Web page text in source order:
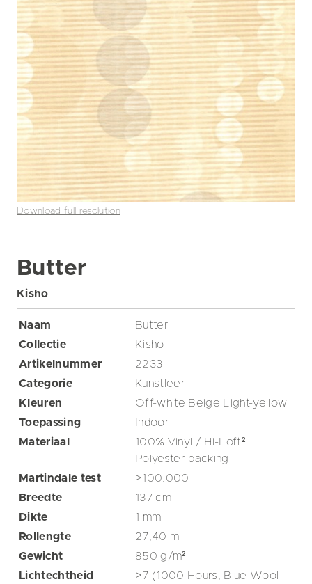
Download full resolution
Butter
Kisho
Naam
Butter
Collectie
Kisho
Artikelnummer
2233
Categorie
Kunstleer
Kleuren
Off-white Beige
Light-yellow
Toepassing
Indoor
Materiaal
100% Vinyl / Hi-Loft²
Polyester backing
Martindale test
>100.000
Breedte
137cm
Dikte
1 mm
Rollengte
27,40 m
Gewicht
850g/m²
Lichtechtheid
>7 (1000 Hours, Blue Wool